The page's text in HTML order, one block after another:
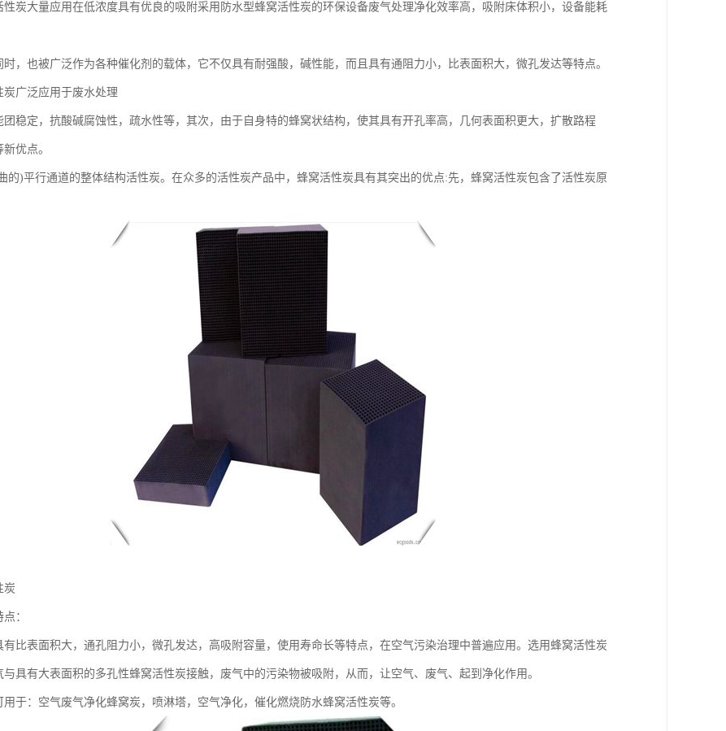
性炭大量应用在低浓度具有优良的吸附采用防水型蜂窝活性炭的环保设备废气处理净化效率高，吸附床体积小，设备能耗
时，也被广泛作为各种催化剂的载体，它不仅具有耐强酸，碱性能，而且具有通阻力小，比表面积大，微孔发达等特点。
炭广泛应用于废水处理
团稳定，抗酸碱腐蚀性，疏水性等，其次，由于自身特的蜂窝状结构，使其具有开孔率高，几何表面积更大，扩散路程
优点。
的)平行通道的整体结构活性炭。在众多的活性炭产品中，蜂窝活性炭具有其突出的优点:先，蜂窝活性炭包含了活性炭原
炭
：
有比表面积大，通孔阻力小，微孔发达，高吸附容量，使用寿命长等特点，在空气污染治理中普遍应用。选用蜂窝活性炭
与具有大表面积的多孔性蜂窝活性炭接触，废气中的污染物被吸附，从而，让空气、废气、起到净化作用。
用于：空气废气净化蜂窝炭，喷淋塔，空气净化，催化燃烧防水蜂窝活性炭等。